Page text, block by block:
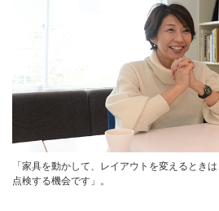
「家具を動かして、レイアウトを変えるとき
点検する機会です」。